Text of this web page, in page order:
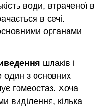
води, втраченої в
в сечі,
органами
шлаків і
один з основних
гомеостаз. Хоча
виділення, кілька